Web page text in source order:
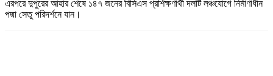
এরপরে দুপুরের আহার শেষে ১৪৭ জনের বিসিএস প্রশিক্ষণার্থী দলটি লঞ্চযোগে নির্মাণাধীন
পদ্মা সেতু পরিদর্শনে যান।